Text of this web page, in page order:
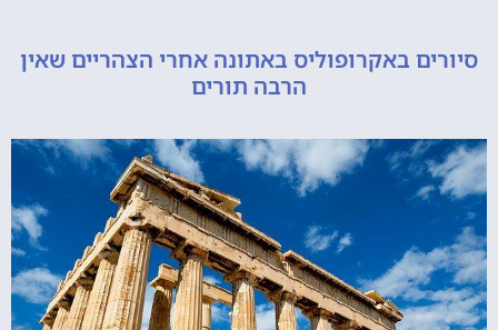
באקרופוליס באתונה אחרי הצהריים שאין
הרבה תורים